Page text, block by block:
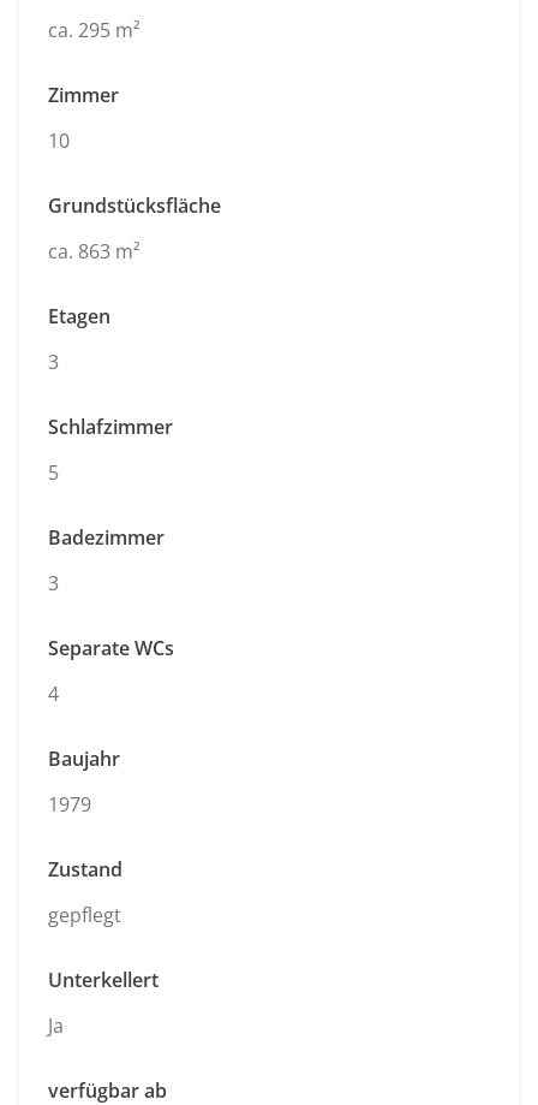
ca. 295 m²
Zimmer
10
Grundstücksfläche
ca. 863 m²
Etagen
3
Schlafzimmer
5
Badezimmer
3
Separate WCs
4
Baujahr
1979
Zustand
gepflegt
Unterkellert
Ja
verfügbar ab